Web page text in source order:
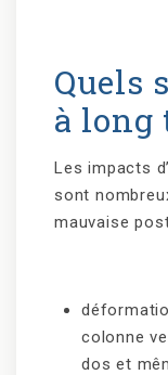
Quels
à long
Les impacts
sont
mauvaise
colonne
dos et